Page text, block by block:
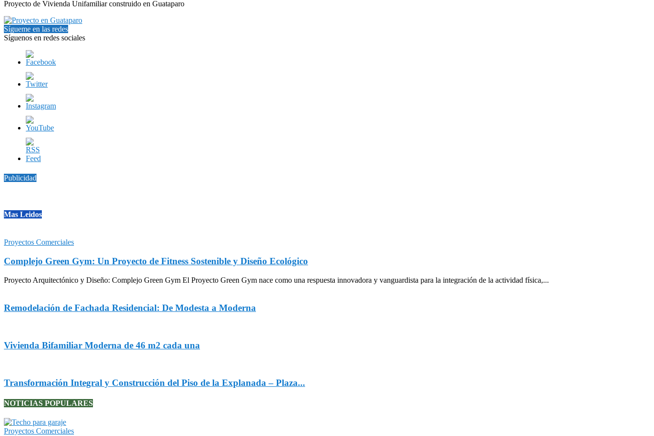
Proyecto de Vivienda Unifamiliar construido en Guataparo
Sígueme en las redes
Síguenos en redes sociales
Publicidad
Mas Leidos
Proyectos Comerciales
Complejo Green Gym: Un Proyecto de Fitness Sostenible y Diseño Ecológico
Proyecto Arquitectónico y Diseño: Complejo Green Gym El Proyecto Green Gym nace como una respuesta innovadora y vanguardista para la integración de la actividad física,...
Remodelación de Fachada Residencial: De Modesta a Moderna
Vivienda Bifamiliar Moderna de 46 m2 cada una
Transformación Integral y Construcción del Piso de la Explanada – Plaza...
NOTICIAS POPULARES
Proyectos Comerciales